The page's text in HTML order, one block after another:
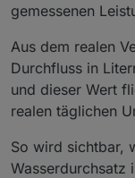
gemessenen
Aus dem realen
Durchfluss in
und dieser Wert
realen täglichen
So wird sichtbar,
Wasserdurchsatz